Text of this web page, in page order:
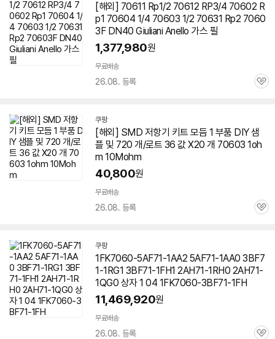
[해외] 70611 Rp1/2 70612 RP3/4 70602 R
p1 70604 1/4 70603 1/2 70631 Rp2 7060
3F DN40 Giuliani Anello 가스 필
1,377,980원
무료배송
26.08. 등록
관
쿠팡
[해외] SMD 저항기 키트 모듬 1 부품 DIY 샘
플 및 720 개/로트 36 값 X20 개 70603 1oh
m 10Mohm
40,800원
무료배송
26.08. 등록
관
쿠팡
1FK7060-5AF71-1AA2 5AF71-1AA0 3BF7
1-1RG1 3BF71-1FH1 2AH71-1RH0 2AH71-
1QG0 상자 1 04 1FK7060-3BF71-1FH
11,469,920원
무료배송
26.08. 등록